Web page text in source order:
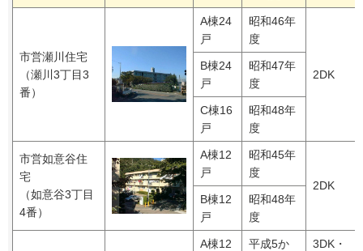
市営瀬川住宅
（瀬川3丁目3
番）
A棟24
戸
昭和46年
度
2DK
B棟24
戸
昭和47年
度
C棟16
戸
昭和48年
度
市営如意谷住
宅
（如意谷3丁目
4番）
A棟12
戸
昭和45年
度
2DK
B棟12
戸
昭和48年
度
A棟12
平成5か
3DK・